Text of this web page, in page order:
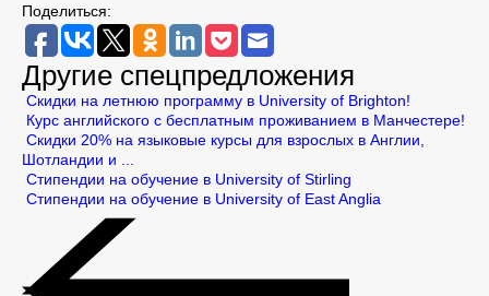
Поделиться:
Другие спецпредложения
Скидки на летнюю программу в University of Brighton!
Курс английского с бесплатным проживанием в Манчестере!
Скидки 20% на языковые курсы для взрослых в Англии,
Шотландии и ...
Стипендии на обучение в University of Stirling
Стипендии на обучение в University of East Anglia